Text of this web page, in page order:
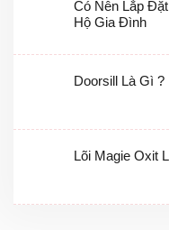
Có Nên Lắp
Hộ Gia Đình
Doorsill Là Gì ?
Lõi Magie Oxit